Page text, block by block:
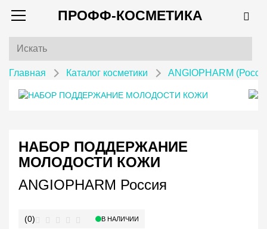
ПРОФФ-КОСМЕТИКА
Главная Каталог косметики ANGIOPHARM
НАБОР ПОДДЕРЖАНИЕ
МОЛОДОСТИ КОЖИ
ANGIOPHARM Россия
(0) В НАЛИЧИИ